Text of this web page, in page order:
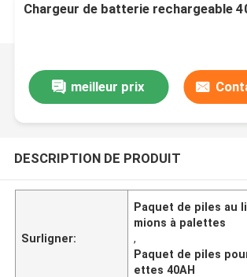
Chargeur de batterie rechargeable
meilleur prix
DESCRIPTION DE PRODUIT
Surligner:
Paquet de piles au
mions à palettes
,
Paquet de piles
ettes 40AH